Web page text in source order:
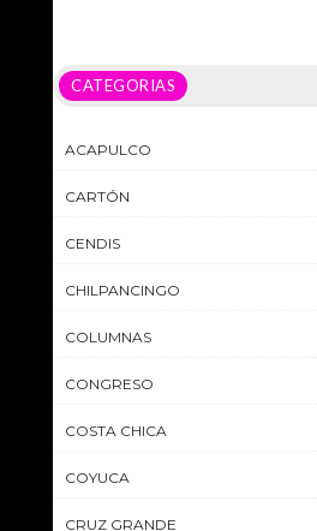
CATEGORIAS
ACAPULCO
CARTÓN
CENDIS
CHILPANCINGO
COLUMNAS
CONGRESO
COSTA CHICA
COYUCA
CRUZ GRANDE